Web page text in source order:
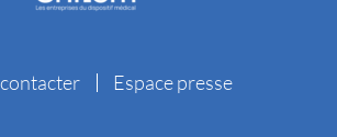
Espace presse